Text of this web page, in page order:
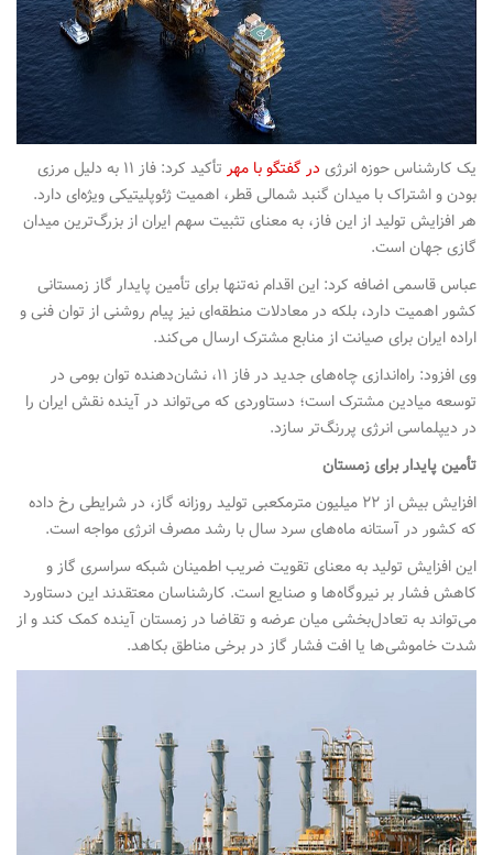
یک کارشناس حوزه انرژی در گفتگو با مهر
تأکید کرد: فاز ۱۱ به دلیل مرزی
بودن و اشتراک با میدان گنبد شمالی قطر، اهمیت ژئوپلیتیکی ویژه‌ای دارد.
هر افزایش تولید از این فاز، به معنای تثبیت سهم ایران از بزرگ‌ترین میدان
گازی جهان است.
عباس قاسمی اضافه کرد: این اقدام نه‌تنها برای تأمین پایدار گاز زمستانی
کشور اهمیت دارد، بلکه در معادلات منطقه‌ای نیز پیام روشنی از توان فنی و
اراده ایران برای صیانت از منابع مشترک ارسال می‌کند.
وی افزود: راه‌اندازی چاه‌های جدید در فاز ۱۱، نشان‌دهنده توان بومی در
توسعه میادین مشترک است؛ دستاوردی که می‌تواند در آینده نقش ایران را
در دیپلماسی انرژی پررنگ‌تر سازد.
تأمین پایدار برای زمستان
افزایش بیش از ۲۲ میلیون مترمکعبی تولید روزانه گاز، در شرایطی رخ داده
که کشور در آستانه ماه‌های سرد سال با رشد مصرف انرژی مواجه است.
این افزایش تولید به معنای تقویت ضریب اطمینان شبکه سراسری گاز و
کاهش فشار بر نیروگاه‌ها و صنایع است. کارشناسان معتقدند این دستاورد
می‌تواند به تعادل‌بخشی میان عرضه و تقاضا در زمستان آینده کمک کند و از
شدت خاموشی‌ها یا افت فشار گاز در برخی مناطق بکاهد.